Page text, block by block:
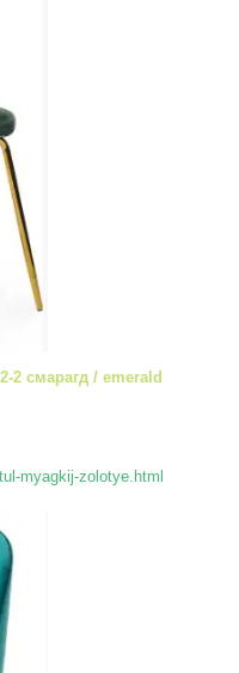
2 смарагд / emerald
myagkij-zolotye.html